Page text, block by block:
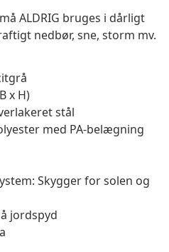
ALDRIG bruges i dårligt
nedbør, sne, storm mv.
x H)
stål
med PA-belægning
Skygger for solen og
jordspyd